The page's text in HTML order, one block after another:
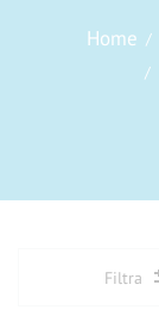
Home
Filtra